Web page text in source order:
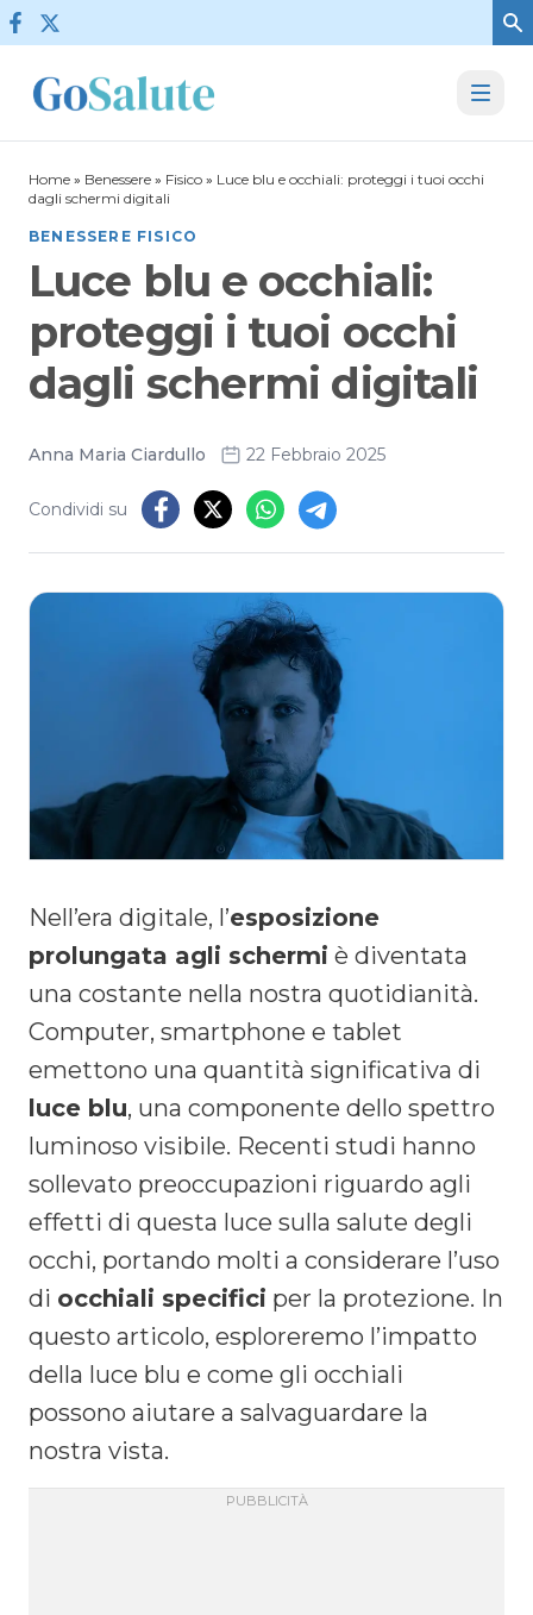
Vai al contenuto
Home » Benessere » Fisico » Luce blu e occhiali: proteggi i tuoi occhi
dagli schermi digitali
BENESSERE FISICO
Luce blu e occhiali:
proteggi i tuoi occhi
dagli schermi digitali
Anna Maria Ciardullo 22 Febbraio 2025
Condividi su
Nell’era digitale, l’esposizione
prolungata agli schermi è diventata
una costante nella nostra quotidianità.
Computer, smartphone e tablet
emettono una quantità significativa di
luce blu, una componente dello spettro
luminoso visibile. Recenti studi hanno
sollevato preoccupazioni riguardo agli
effetti di questa luce sulla salute degli
occhi, portando molti a considerare l’uso
di occhiali specifici per la protezione. In
questo articolo, esploreremo l’impatto
della luce blu e come gli occhiali
possono aiutare a salvaguardare la
nostra vista.